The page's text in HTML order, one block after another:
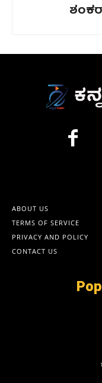
ABOUT US
TERMS OF SERVICE
PRIVACY AND POLICY
CONTACT US